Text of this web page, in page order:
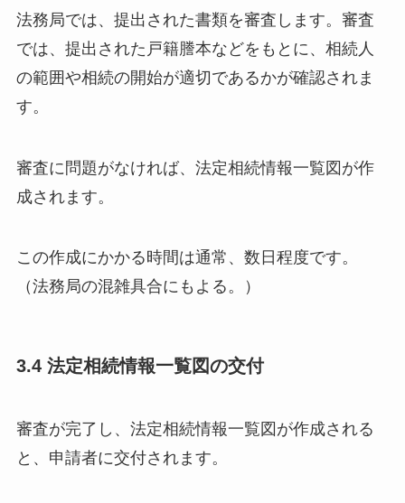
法務局では、提出された書類を審査します。審査
では、提出された戸籍謄本などをもとに、相続人
の範囲や相続の開始が適切であるかが確認されま
す。
審査に問題がなければ、法定相続情報一覧図が作
成されます。
この作成にかかる時間は通常、数日程度です。
（法務局の混雑具合にもよる。）
3.4 法定相続情報一覧図の交付
審査が完了し、法定相続情報一覧図が作成される
と、申請者に交付されます。